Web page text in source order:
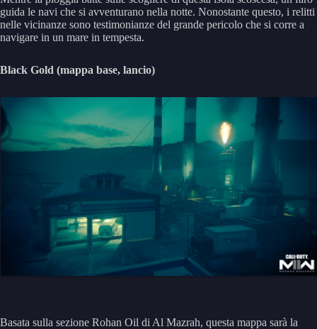
guida le navi che si avventurano nella notte. Nonostante questo, i relitti
nelle vicinanze sono testimonianze del grande pericolo che si corre a
navigare in un mare in tempesta.
Black Gold (mappa base, lancio)
Basata sulla sezione Rohan Oil di Al Mazrah, questa mappa sarà la